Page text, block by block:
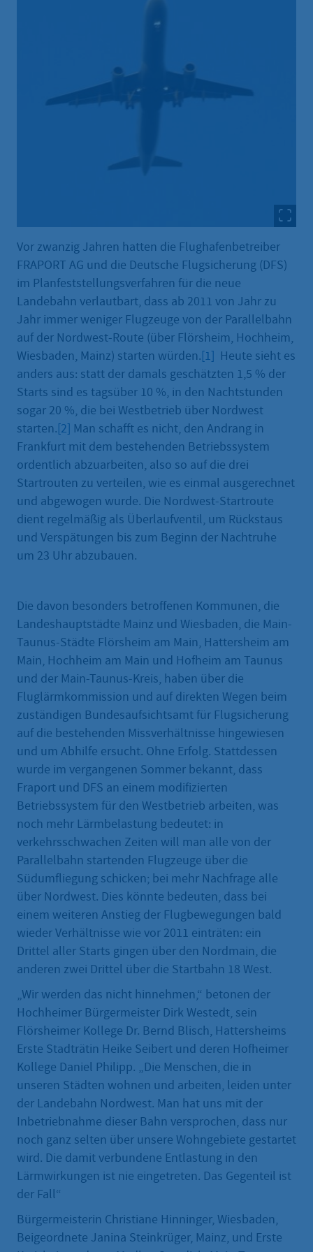
Vor zwanzig Jahren hatten die Flughafenbetreiber
FRAPORT AG und die Deutsche Flugsicherung (DFS)
im Planfeststellungsverfahren für die neue
Landebahn verlautbart, dass ab 2011 von Jahr zu
Jahr immer weniger Flugzeuge von der Parallelbahn
auf der Nordwest-Route (über Flörsheim, Hochheim,
Wiesbaden, Mainz) starten würden.[1] Heute sieht es
anders aus: statt der damals geschätzten 1,5 % der
Starts sind es tagsüber 10 %, in den Nachtstunden
sogar 20 %, die bei Westbetrieb über Nordwest
starten.[2] Man schafft es nicht, den Andrang in
Frankfurt mit dem bestehenden Betriebssystem
ordentlich abzuarbeiten, also so auf die drei
Startrouten zu verteilen, wie es einmal ausgerechnet
und abgewogen wurde. Die Nordwest-Startroute
dient regelmäßig als Überlaufventil, um Rückstaus
und Verspätungen bis zum Beginn der Nachtruhe
um 23 Uhr abzubauen.
Die davon besonders betroffenen Kommunen, die
Landeshauptstädte Mainz und Wiesbaden, die Main-
Taunus-Städte Flörsheim am Main, Hattersheim am
Main, Hochheim am Main und Hofheim am Taunus
und der Main-Taunus-Kreis, haben über die
Fluglärmkommission und auf direkten Wegen beim
zuständigen Bundesaufsichtsamt für Flugsicherung
auf die bestehenden Missverhältnisse hingewiesen
und um Abhilfe ersucht. Ohne Erfolg. Stattdessen
wurde im vergangenen Sommer bekannt, dass
Fraport und DFS an einem modifizierten
Betriebssystem für den Westbetrieb arbeiten, was
noch mehr Lärmbelastung bedeutet: in
verkehrsschwachen Zeiten will man alle von der
Parallelbahn startenden Flugzeuge über die
Südumfliegung schicken; bei mehr Nachfrage alle
über Nordwest. Dies könnte bedeuten, dass bei
einem weiteren Anstieg der Flugbewegungen bald
wieder Verhältnisse wie vor 2011 einträten: ein
Drittel aller Starts gingen über den Nordmain, die
anderen zwei Drittel über die Startbahn 18 West.
„Wir werden das nicht hinnehmen,“ betonen der
Hochheimer Bürgermeister Dirk Westedt, sein
Flörsheimer Kollege Dr. Bernd Blisch, Hattersheims
Erste Stadträtin Heike Seibert und deren Hofheimer
Kollege Daniel Philipp. „Die Menschen, die in
unseren Städten wohnen und arbeiten, leiden unter
der Landebahn Nordwest. Man hat uns mit der
Inbetriebnahme dieser Bahn versprochen, dass nur
noch ganz selten über unsere Wohngebiete gestartet
wird. Die damit verbundene Entlastung in den
Lärmwirkungen ist nie eingetreten. Das Gegenteil ist
der Fall“
Bürgermeisterin Christiane Hinninger, Wiesbaden,
Beigeordnete Janina Steinkrüger, Mainz, und Erste